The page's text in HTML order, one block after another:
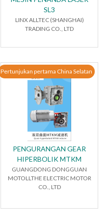
SL3
LINX ALLTEC (SHANGHAI)
TRADING CO., LTD
Pertunjukan pertama China Selatan
PENGURANGAN GEAR
HIPERBOLIK MTKM
GUANGDONG DONGGUAN
MOTOLLTHE ELECTRIC MOTOR
CO., LTD